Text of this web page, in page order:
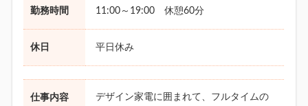
勤務時間 11:00～19:00 休憩60分
休日 平日休み
仕事内容
デザイン家電に囲まれて、フルタイムの